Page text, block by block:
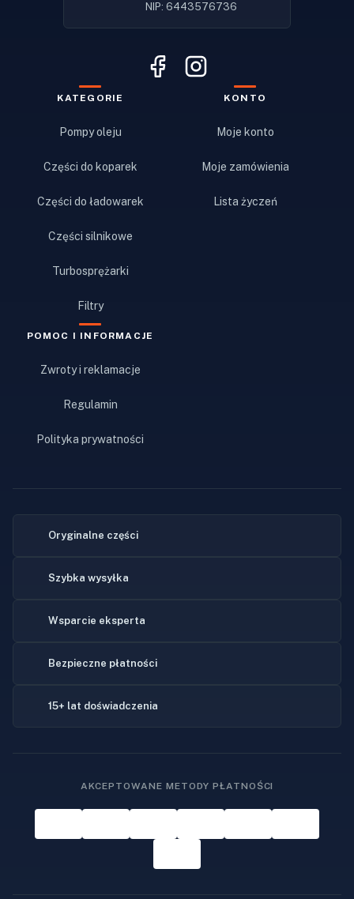
NIP: 6443576736
KATEGORIE
Pompy oleju
Części do koparek
Części do ładowarek
Części silnikowe
Turbosprężarki
Filtry
KONTO
Moje konto
Moje zamówienia
Lista życzeń
POMOC I INFORMACJE
Zwroty i reklamacje
Regulamin
Polityka prywatności
Oryginalne części
Szybka wysyłka
Wsparcie eksperta
Bezpieczne płatności
15+ lat doświadczenia
AKCEPTOWANE METODY PŁATNOŚCI